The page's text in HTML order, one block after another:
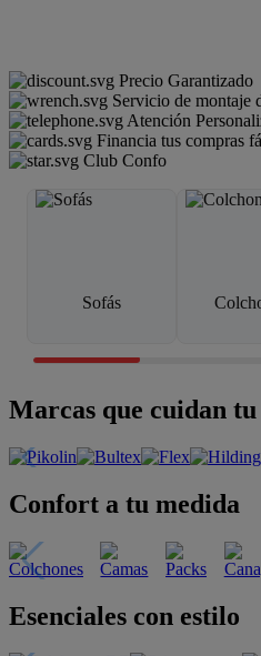
Precio Garantizado
Servicio de montaje
Atención
Financia tus compras
Club Confo
Sofás
Marcas que cuidan tu
Confort a tu medida
Esenciales con estilo